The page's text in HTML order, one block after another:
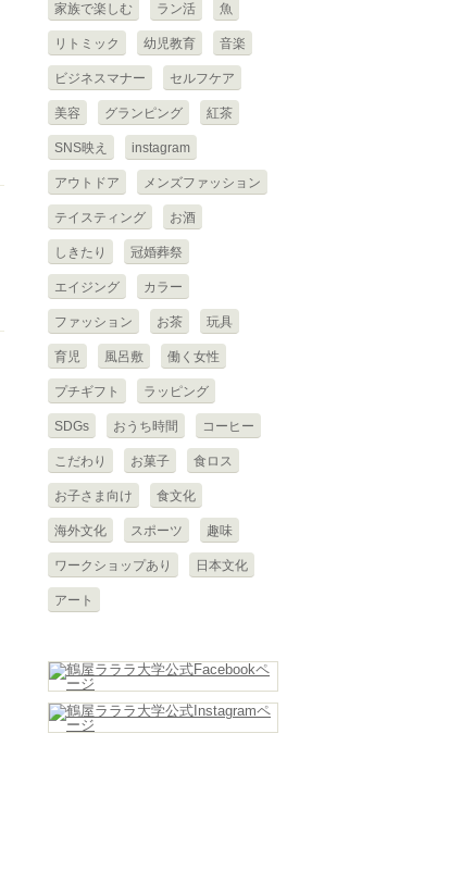
家族で楽しむ ラン活 魚
リトミック 幼児教育 音楽
ビジネスマナー セルフケア
美容 グランピング 紅茶
SNS映え instagram
アウトドア メンズファッション
テイスティング お酒
しきたり 冠婚葬祭
エイジング カラー
ファッション お茶 玩具
育児 風呂敷 働く女性
プチギフト ラッピング
SDGs おうち時間 コーヒー
こだわり お菓子 食ロス
お子さま向け 食文化
海外文化 スポーツ 趣味
ワークショップあり 日本文化
アート